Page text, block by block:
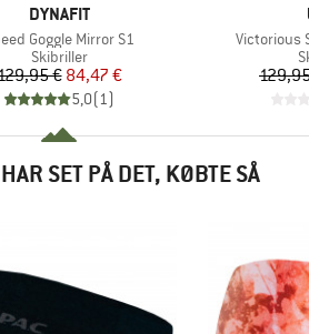
MÆRKE
DYNAFIT
Goggle Mirror S1
Produktgruppe
Skibriller
Pris
€Nedsat pris
84,47 €
5,0(1)
Artikel
Victorious
SET PÅ DET, KØBTE SÅ